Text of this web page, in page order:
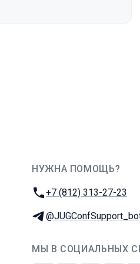
НУЖНА ПОМОЩЬ?
Телефон:
+7 (812) 313-27-23
Телеграм:
МЫ В СОЦИАЛЬНЫХ